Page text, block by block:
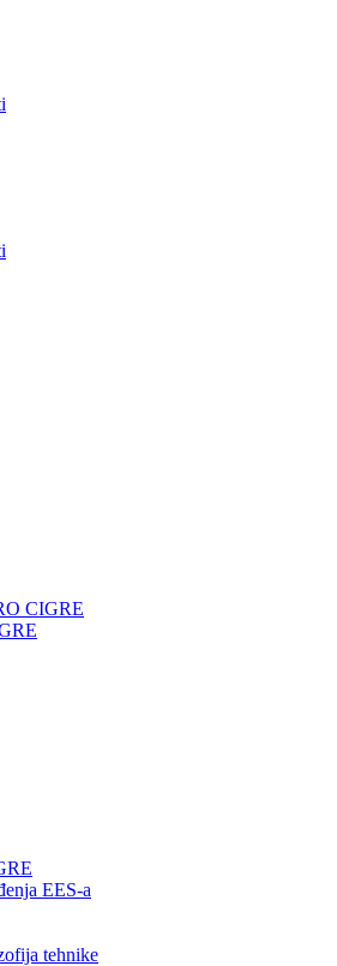
CIGRE
EES-a
tehnike